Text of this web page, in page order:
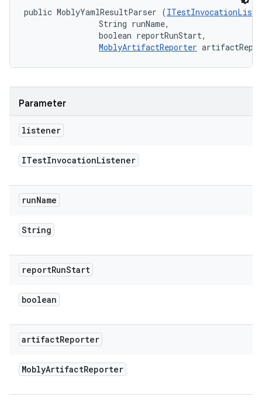
public MoblyYamlResultParser (
                String runName,
                boolean reportRunStart,
MoblyArtifactReporter
Parameter
listener
ITestInvocationListener
runName
String
reportRunStart
boolean
artifactReporter
MoblyArtifactReporter